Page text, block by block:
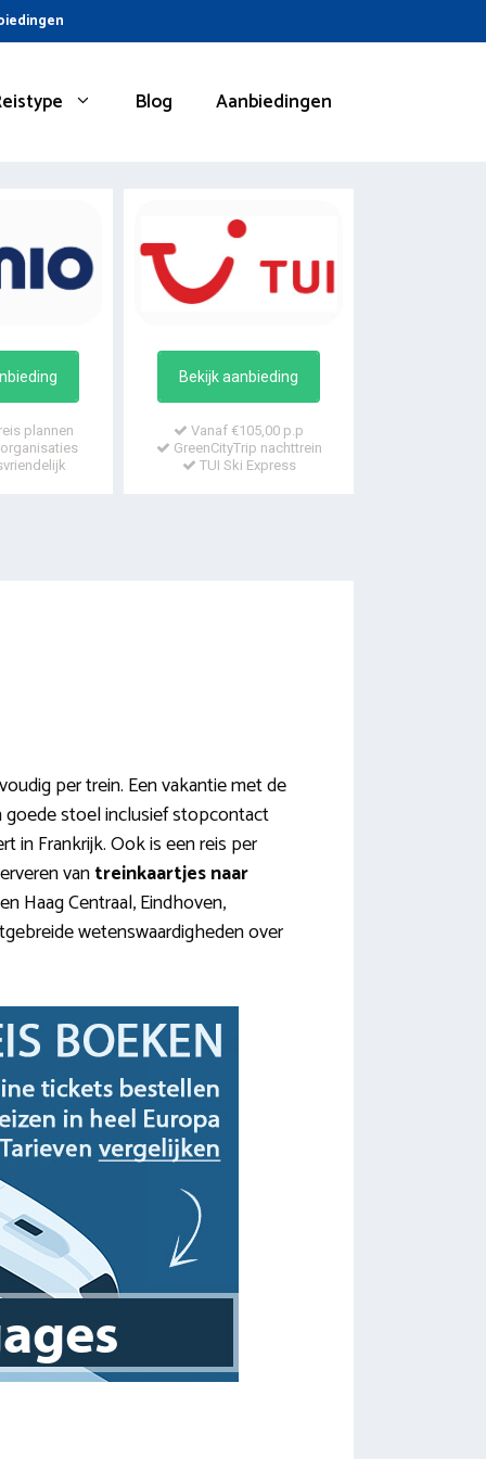
Blog Aanbiedingen
plannen
Bekijk aanbieding
Vanaf €105,00 p.p
GreenCityTrip nachttrein
TUI Ski Express
per trein. Een vakantie met de
stoel inclusief stopcontact
in Frankrijk. Ook is een reis per
vantreinkaartjes naar
Haag Centraal, Eindhoven,
wetenswaardigheden over